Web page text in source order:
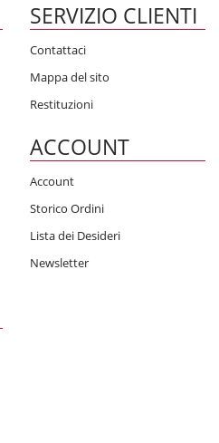
SERVIZIO CLIENTI
Contattaci
Mappa del sito
Restituzioni
ACCOUNT
Account
Storico Ordini
Lista dei Desideri
Newsletter